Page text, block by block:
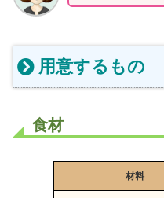
用意するもの
食材
材料